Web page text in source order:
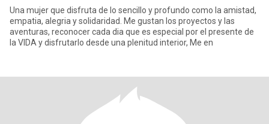
Una mujer que disfruta de lo sencillo y profundo como la amistad,
empatia, alegria y solidaridad. Me gustan los proyectos y las
aventuras, reconocer cada dia que es especial por el presente de
la VIDA y disfrutarlo desde una plenitud interior, Me en